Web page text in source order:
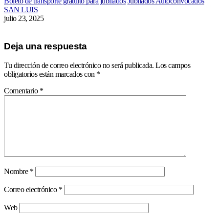
SAN LUIS
julio 23, 2025
Deja una respuesta
Tu dirección de correo electrónico no será publicada. Los campos
obligatorios están marcados con *
Comentario *
Nombre *
Correo electrónico *
Web